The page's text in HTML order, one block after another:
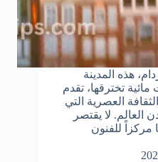
هذه المدينة
مائية تخترقها، تقدم
العصرية التي
العالم. لا يقتصر
مركزاً للفنون